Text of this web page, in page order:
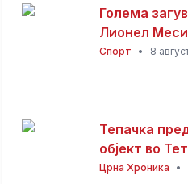
Голема
Лионел Меси
Спорт • 8
Тепачка
објект во
годишници
Црна Хроника •